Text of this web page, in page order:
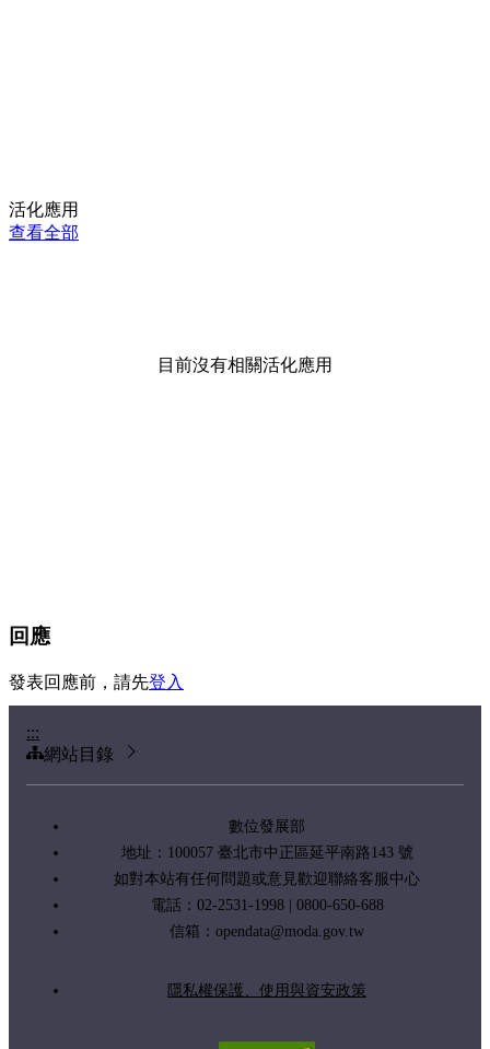
活化應用
查看全部
目前沒有相關活化應用
回應
發表回應前，請先登入
:::
網站目錄
數位發展部
地址：100057 臺北市中正區延平南路143 號
如對本站有任何問題或意見歡迎聯絡客服中心
電話：02-2531-1998 | 0800-650-688
信箱： opendata@moda.gov.tw
隱私權保護、使用與資安政策